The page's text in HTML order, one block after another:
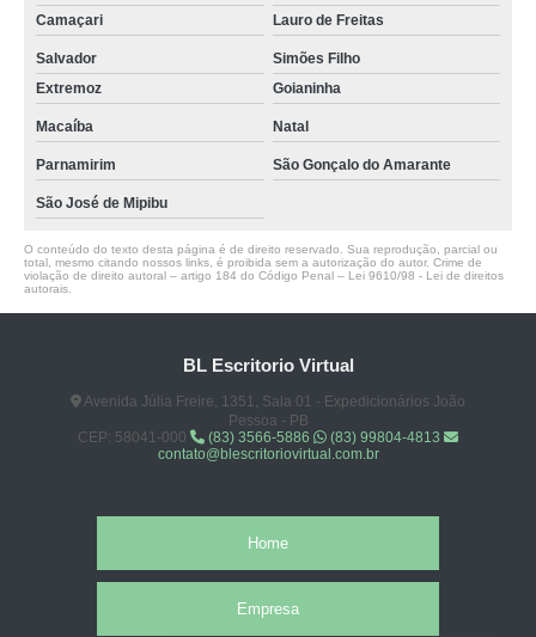
Camaçari
Lauro de Freitas
Salvador
Simões Filho
Extremoz
Goianinha
Macaíba Natal
Parnamirim São Gonçalo do Amarante
São José de Mipibu
O conteúdo do texto desta página é de direito reservado. Sua reprodução, parcial ou
total, mesmo citando nossos links, é proibida sem a autorização do autor. Crime de
violação de direito autoral – artigo 184 do Código Penal – Lei 9610/98 - Lei de direitos
autorais
BL Escritorio Virtual
Avenida Júlia Freire, 1351, Sala 01 - Expedicionários João
Pessoa - PB
CEP: 58041-000
(83) 3566-5886
(83) 99804-4813
contato@blescritoriovirtual.com.br
Home
Empresa